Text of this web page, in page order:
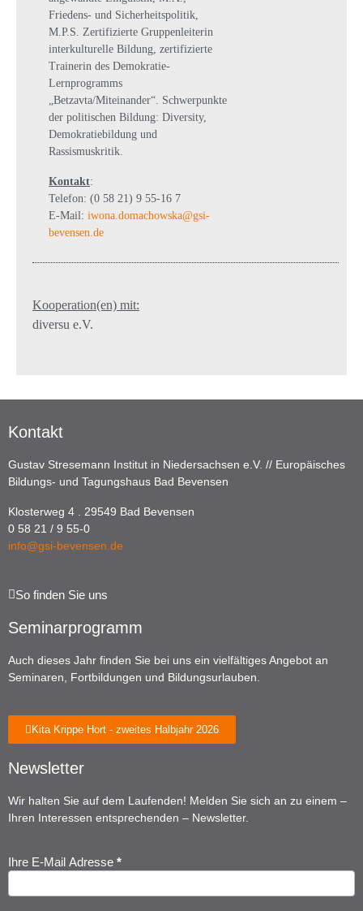
Friedens- und Sicherheitspolitik,
M.P.S. Zertifizierte Gruppenleiterin
interkulturelle Bildung, zertifizierte
Trainerin des Demokratie-
Lernprogramms
„Betzavta/Miteinander“. Schwerpunkte
der politischen Bildung: Diversity,
Demokratiebildung und
Rassismuskritik.
Kontakt:
Telefon: (0 58 21) 9 55-16 7
E-Mail: iwona.domachowska@gsi-
bevensen.de
Kooperation(en) mit:
diversu e.V.
Kontakt
Gustav Stresemann Institut in Niedersachsen e.V. // Europäisches
Bildungs- und Tagungshaus Bad Bevensen
Klosterweg 4 . 29549 Bad Bevensen
0 58 21 / 9 55-0
info@gsi-bevensen.de
So finden Sie uns
Seminarprogramm
Auch dieses Jahr finden Sie bei uns ein vielfältiges Angebot an
Seminaren, Fortbildungen und Bildungsurlauben.
Kita Krippe Hort - zweites Halbjahr 2026
Newsletter
Wir halten Sie auf dem Laufenden! Melden Sie sich an zu einem –
Ihren Interessen entsprechenden – Newsletter.
Newsletter
Anmeldung
Ihre E-Mail Adresse *